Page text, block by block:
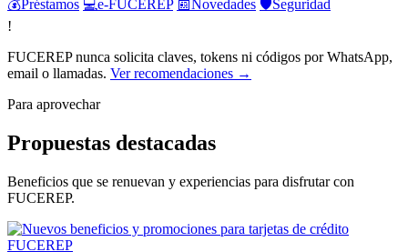
💰Préstamos 💻e-FUCEREP 📰Novedades 🛡️Seguridad
!
FUCEREP nunca solicita claves, tokens ni códigos por WhatsApp,
email o llamadas. Ver recomendaciones →
Para aprovechar
Propuestas destacadas
Beneficios que se renuevan y experiencias para disfrutar con
FUCEREP.